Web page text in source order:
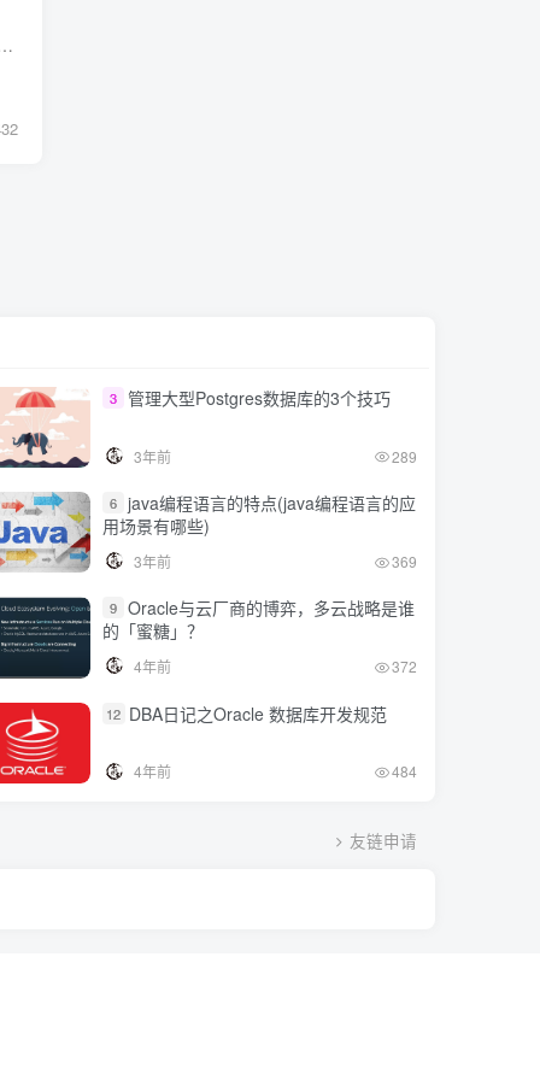
经有好多年了，前面也更新了不同的好多个版本。NBA2k24是最新的一版，非常多的国内网友都想体验它。 NBA2k24...
3 管理大型Postgres数据库的3个技巧
3年前 289
6 java编程语言的特点(java编程语言的应
用场景有哪些)
3年前 369
9 Oracle与云厂商的博弈，多云战略是谁
的「蜜糖」？
4年前 372
12 DBA日记之Oracle 数据库开发规范
4年前 484
友链申请